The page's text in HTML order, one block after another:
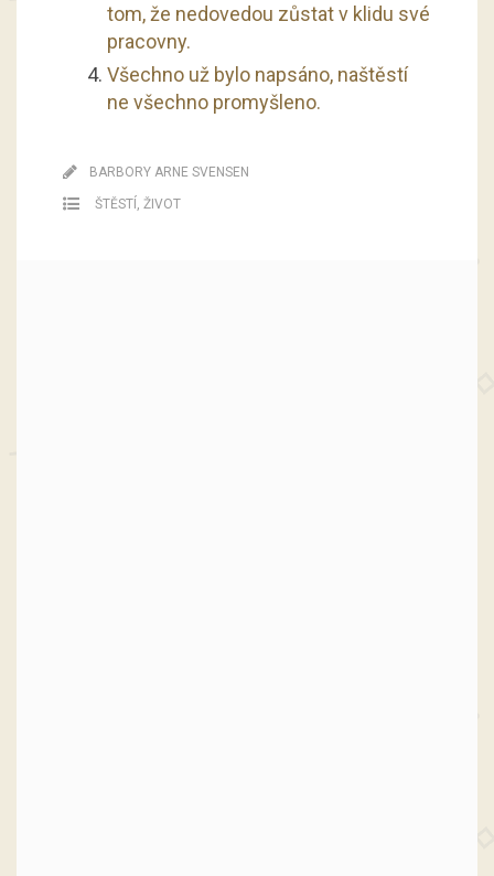
tom, že nedovedou zůstat v klidu své
pracovny.
Všechno už bylo napsáno, naštěstí
ne všechno promyšleno.
BARBORY ARNE SVENSEN
ŠTĚSTÍ, ŽIVOT